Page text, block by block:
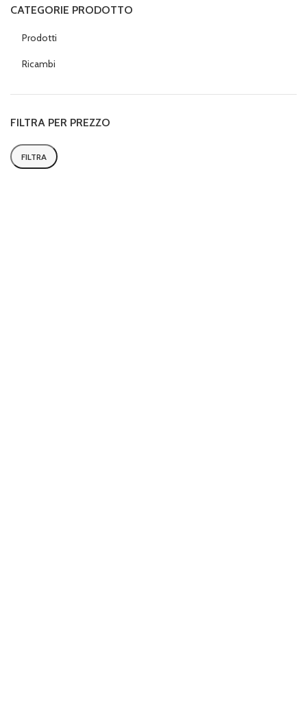
CATEGORIE PRODOTTO
Prodotti
Ricambi
FILTRA PER PREZZO
Prezzo
Prezzo
FILTRA